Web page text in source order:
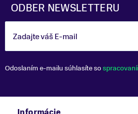
ODBER NEWSLETTERU
Zadajte váš E-mail
Odoslaním e-mailu súhlasíte so